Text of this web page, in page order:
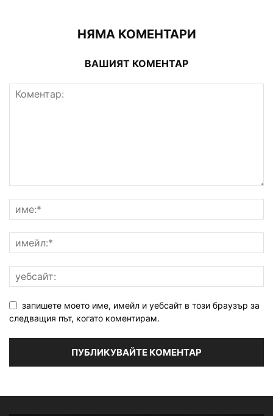
НЯМА КОМЕНТАРИ
ВАШИЯТ КОМЕНТАР
запишете моето име, имейл и уебсайт в този браузър за
следващия път, когато коментирам.